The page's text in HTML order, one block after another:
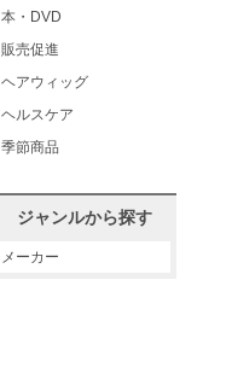
本・DVD
販売促進
ヘアウィッグ
ヘルスケア
季節商品
ジャンルから探す
メーカー